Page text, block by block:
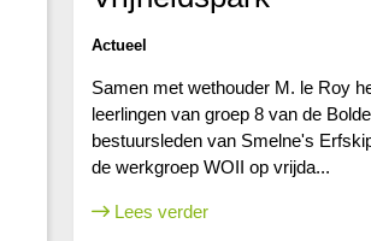
Actueel
Samen met wethouder M. le Roy
leerlingen van groep 8 van de
bestuursleden van Smelne's
de werkgroep WOII op vrijda...
Lees verder